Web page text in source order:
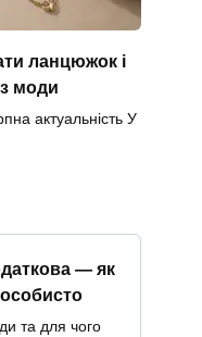
ланцюжок і
моди
актуальність У
— як
та для чого